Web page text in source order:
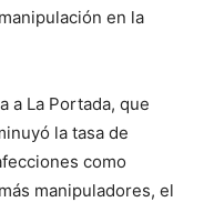
en la
a La Portada, que
la tasa de
como
manipuladores, el